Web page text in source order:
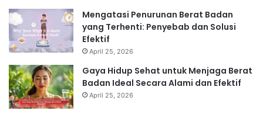
Mengatasi Penurunan Berat Badan
yang Terhenti: Penyebab dan Solusi
Efektif
April 25, 2026
Gaya Hidup Sehat untuk Menjaga Berat
Badan Ideal Secara Alami dan Efektif
April 25, 2026